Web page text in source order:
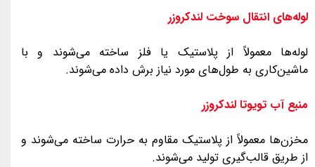
لوله‌های انتقال سوخت لندکروزر
​​​​​​​لوله‌ها معمولاً از پلاستیک یا فلز ساخته می‌شوند و با
ماشین‌کاری به طول‌های مورد نیاز برش داده می‌شوند.
منبع آب تویوتا لندکروزر
مخزن‌ها معمولاً از پلاستیک مقاوم به حرارت ساخته می‌شوند و
از طریق قالب‌گیری تولید می‌شوند.